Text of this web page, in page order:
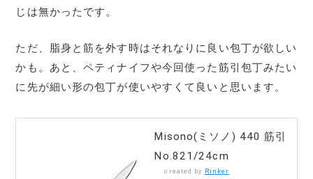
じは無かったです。
ただ、脂身と筋を外す時はそれなりに良い包丁が欲しい
かも。あと、ペティナイフや今回使った筋引包丁みたい
に先が細い形の包丁が使いやすくて良いと思います。
Misono(ミソノ) 440 筋引
No.821/24cm
created by Rinker